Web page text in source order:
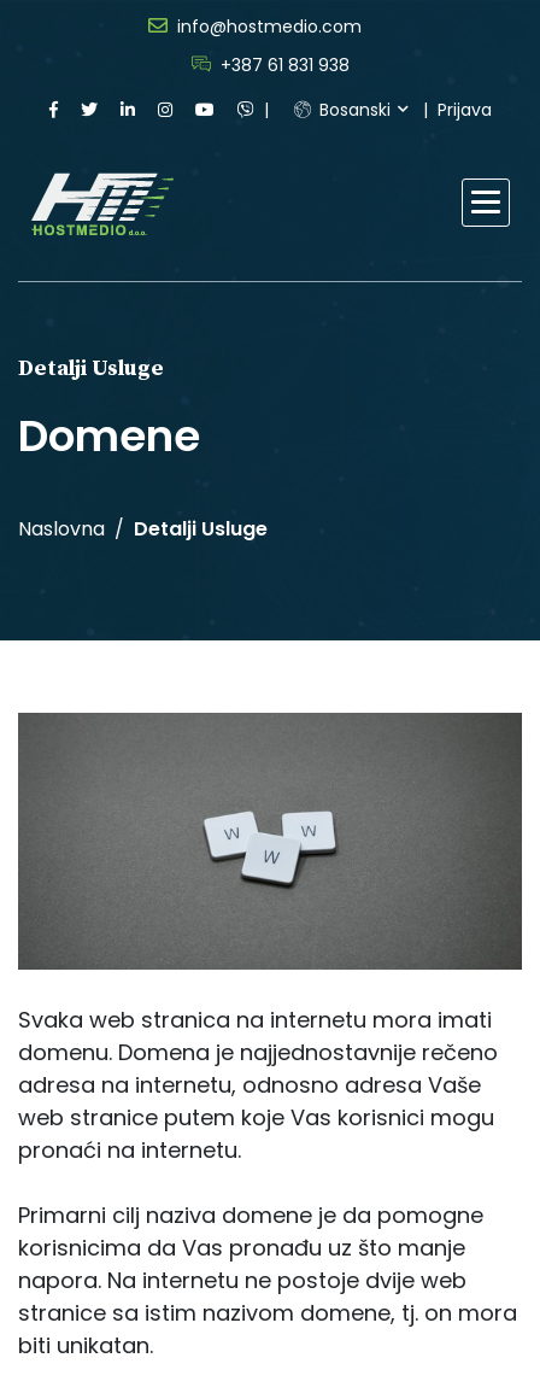
info@hostmedio.com
+387 61 831 938
Bosanski
Prijava
Detalji Usluge
Domene
Naslovna Detalji Usluge
Svaka web stranica na internetu mora imati
domenu. Domena je najjednostavnije rečeno
adresa na internetu, odnosno adresa Vaše
web stranice putem koje Vas korisnici mogu
pronaći na internetu.
Primarni cilj naziva domene je da pomogne
korisnicima da Vas pronađu uz što manje
napora. Na internetu ne postoje dvije web
stranice sa istim nazivom domene, tj. on mora
biti unikatan.